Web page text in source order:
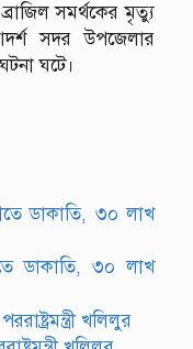
সমর্থকের মৃত্যু
সদর উপজেলার
ঘটে।
ডাকাতি, ৩০ লাখ